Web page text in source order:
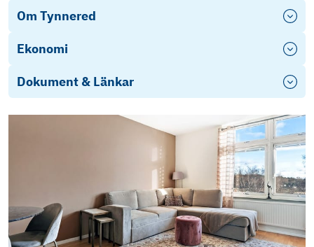
Om Tynnered
Ekonomi
Dokument & Länkar
Energideklaration (2)